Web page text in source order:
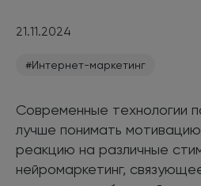
21.11.2024
#Интернет-маркетинг
Современные технологии
лучше понимать
реакцию на различные
нейромаркетинг,